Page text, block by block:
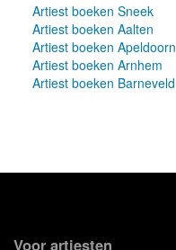
Artiest boeken Sneek
Artiest boeken Aalten
Artiest boeken Apeldoorn
Artiest boeken Arnhem
Artiest boeken Barneveld
Voor artiesten